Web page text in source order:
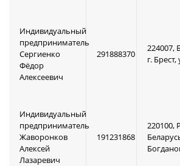
Индивидуальный
предприниматель
Сергиенко
Фёдор
Алексеевич
291888370
224007,
г.
Индивидуальный
предприниматель
Жаворонков
Алексей
Лазаревич
191231868
220100,